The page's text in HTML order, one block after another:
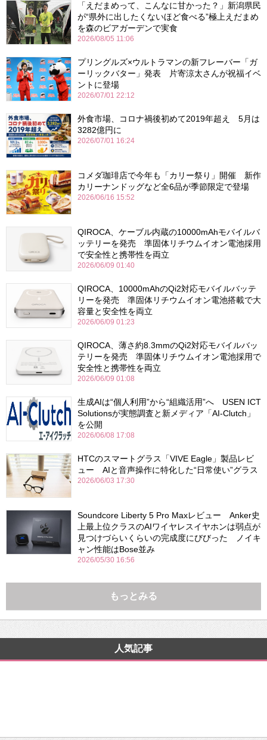
「えだまめって、こんなに甘かった？」新潟県民
が“県外に出したくないほど食べる”極上えだまめ
を森のビアガーデンで実食
2026/08/05 11:06
プリングルズ×ウルトラマンの新フレーバー「ガ
ーリックバター」発表 片寄涼太さんが祝福イベ
ントに登場
2026/07/01 22:12
外食市場、コロナ禍後初めて2019年超え 5月は
3282億円に
2026/07/01 16:24
コメダ珈琲店で今年も「カリー祭り」開催 新作
カリーナンドッグなど全6品が季節限定で登場
2026/06/16 15:52
QIROCA、ケーブル内蔵の10000mAhモバイルバ
ッテリーを発売 準固体リチウムイオン電池採用
で安全性と携帯性を両立
2026/06/09 01:40
QIROCA、10000mAhのQi2対応モバイルバッテ
リーを発売 準固体リチウムイオン電池搭載で大
容量と安全性を両立
2026/06/09 01:23
QIROCA、薄さ約8.3mmのQi2対応モバイルバッ
テリーを発売 準固体リチウムイオン電池採用で
安全性と携帯性を両立
2026/06/09 01:08
生成AIは“個人利用”から“組織活用”へ USEN ICT
Solutionsが実態調査と新メディア「AI-Clutch」
を公開
2026/06/08 17:08
HTCのスマートグラス「VIVE Eagle」製品レビ
ュー AIと音声操作に特化した“日常使い”グラス
2026/06/03 17:30
Soundcore Liberty 5 Pro Maxレビュー Anker史
上最上位クラスのAIワイヤレスイヤホンは弱点が
見つけづらいくらいの完成度にびびった ノイキ
ャン性能はBose並み
2026/05/30 16:56
もっとみる
人気記事